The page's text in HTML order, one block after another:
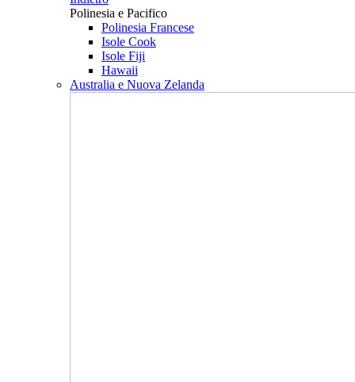
Polinesia e Pacifico
Polinesia Francese
Isole Cook
Isole Fiji
Hawaii
Australia e Nuova Zelanda